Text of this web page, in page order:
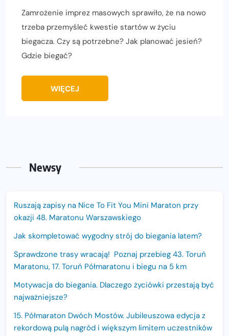
Zamrożenie imprez masowych sprawiło, że na nowo
trzeba przemyśleć kwestie startów w życiu
biegacza. Czy są potrzebne? Jak planować jesień?
Gdzie biegać?
WIĘCEJ
Newsy
Ruszają zapisy na Nice To Fit You Mini Maraton przy
okazji 48. Maratonu Warszawskiego
Jak skompletować wygodny strój do biegania latem?
Sprawdzone trasy wracają! Poznaj przebieg 43. Toruń
Maratonu, 17. Toruń Półmaratonu i biegu na 5 km
Motywacja do biegania. Dlaczego życiówki przestają być
najważniejsze?
15. Półmaraton Dwóch Mostów. Jubileuszowa edycja z
rekordową pulą nagród i większym limitem uczestników